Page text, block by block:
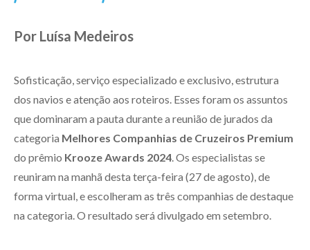
Por Luísa Medeiros
Sofisticação, serviço especializado e exclusivo, estrutura
dos navios e atenção aos roteiros. Esses foram os assuntos
que dominaram a pauta durante a reunião de jurados da
categoria Melhores Companhias de Cruzeiros Premium
do prêmio Krooze Awards 2024 . Os especialistas se
reuniram na manhã desta terça-feira (27 de agosto), de
forma virtual, e escolheram as três companhias de destaque
na categoria. O resultado será divulgado em setembro.